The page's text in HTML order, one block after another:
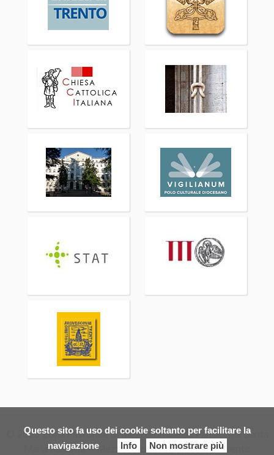
Questo sito fa uso dei cookie soltanto per facilitare la
navigazione
Info Non mostrare più
© 2026 Zona Pastorale di Mezzolombardo Parrocchia Santa
Maria Assunta – Mezzocorona Arcidiocesi di Trento